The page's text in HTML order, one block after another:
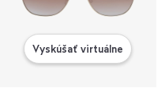
Vyskúšať virtuálne